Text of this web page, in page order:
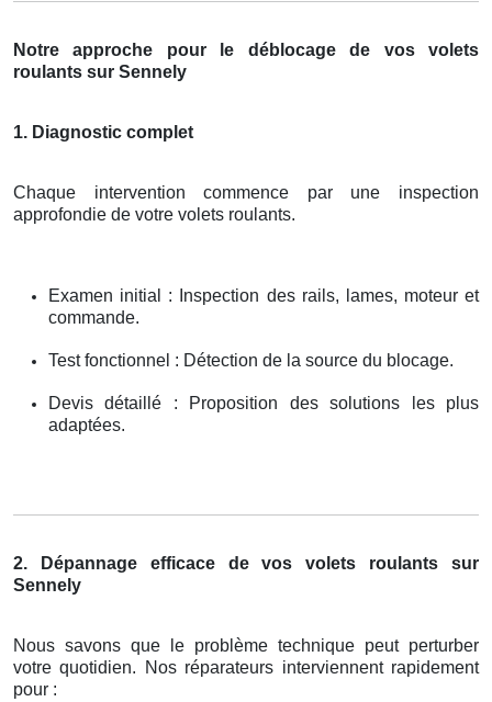
Notre approche pour le déblocage de vos volets
roulants sur Sennely
1. Diagnostic complet
Chaque intervention commence par une inspection
approfondie de votre volets roulants.
Examen initial : Inspection des rails, lames, moteur et
commande.
Test fonctionnel : Détection de la source du blocage.
Devis détaillé : Proposition des solutions les plus
adaptées.
2. Dépannage efficace de vos volets roulants sur
Sennely
Nous savons que le problème technique peut perturber
votre quotidien. Nos réparateurs interviennent rapidement
pour :